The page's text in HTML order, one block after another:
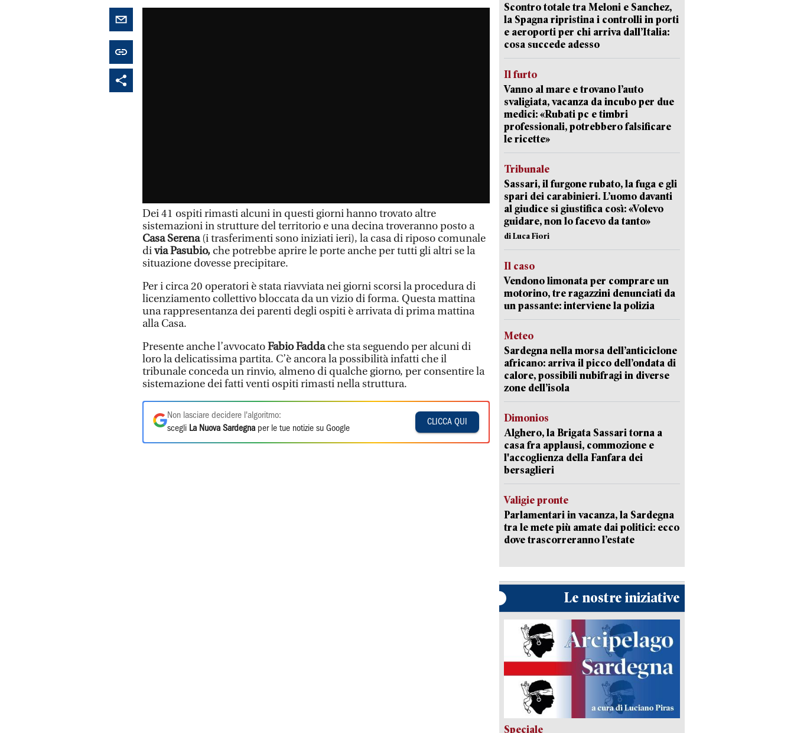
Dei 41 ospiti rimasti alcuni in questi giorni hanno trovato altre
sistemazioni in strutture del territorio e una decina troveranno posto a
Casa Serena(i trasferimenti sono iniziati ieri), la casa di riposo comunale
divia Pasubio, che potrebbe aprire le porte anche per tutti gli altri se la
situazione dovesse precipitare.
Per i circa 20 operatori è stata riavviata nei giorni scorsi la procedura di
licenziamento collettivo bloccata da un vizio di forma. Questa mattina
una rappresentanza dei parenti degli ospiti è arrivata di prima mattina
alla Casa.
Presente anche l’avvocatoFabio Faddache sta seguendo per alcuni di
loro la delicatissima partita. C’è ancora la possibilità infatti che il
tribunale conceda un rinvio, almeno di qualche giorno, per consentire la
sistemazione dei fatti venti ospiti rimasti nella struttura.
Non lasciare decidere l'algoritmo:
scegli La Nuova Sardegna per le tue notizie su Google
CLICCA QUI
Scontro totale tra Meloni e Sanchez,
la Spagna ripristina i controlli in porti
e aeroporti per chi arriva dall’Italia:
cosa succede adesso
Il furto
Vanno al mare e trovano l’auto
svaligiata, vacanza da incubo per due
medici: «Rubati pc e timbri
professionali, potrebbero falsificare
le ricette»
Tribunale
Sassari, il furgone rubato, la fuga e gli
spari dei carabinieri. L’uomo davanti
al giudice si giustifica così: «Volevo
guidare, non lo facevo da tanto»
di Luca Fiori
Il caso
Vendono limonata per comprare un
motorino, tre ragazzini denunciati da
un passante: interviene la polizia
Meteo
Sardegna nella morsa dell’anticiclone
africano: arriva il picco dell’ondata di
calore, possibili nubifragi in diverse
zone dell’isola
Dimonios
Alghero, la Brigata Sassari torna a
casa fra applausi, commozione e
l'accoglienza della Fanfara dei
bersaglieri
Valigie pronte
Parlamentari in vacanza, la Sardegna
tra le mete più amate dai politici: ecco
dove trascorreranno l’estate
Le nostre iniziative
Speciale